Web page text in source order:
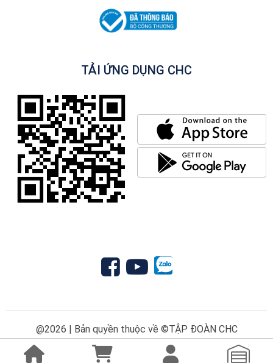
TẢI ỨNG DỤNG CHC
@2026 | Bản quyền thuộc về ©TẬP ĐOÀN CHC